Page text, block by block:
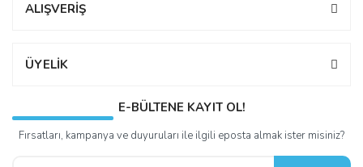
ALIŞVERİŞ
ÜYELİK
E-BÜLTENE KAYIT OL!
Fırsatları, kampanya ve duyuruları ile ilgili eposta almak ister misiniz?